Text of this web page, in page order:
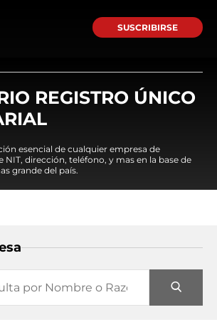
SUSCRIBIRSE
REGISTRO ÚNICO
esencial de cualquier empresa de
dirección, teléfono, y mas en la base de
grande del país.